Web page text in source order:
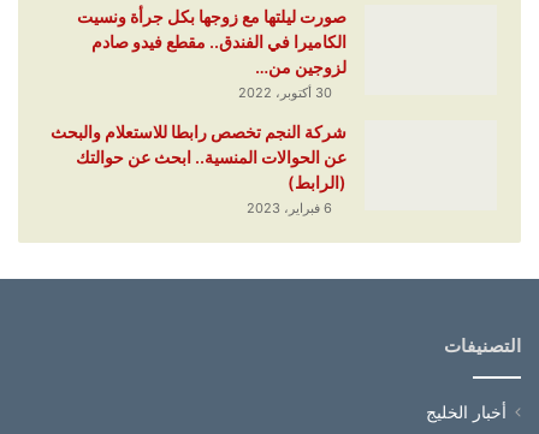
صورت ليلتها مع زوجها بكل جرأة ونسيت
الكاميرا في الفندق.. مقطع فيدو صادم
لزوجين من…
30 أكتوبر، 2022
شركة النجم تخصص رابطا للاستعلام والبحث
عن الحوالات المنسية.. ابحث عن حوالتك
(الرابط)
6 فبراير، 2023
التصنيفات
أخبار الخليج